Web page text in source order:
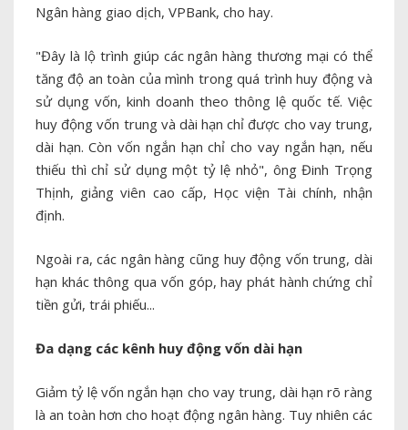
Ngân hàng giao dịch, VPBank, cho hay.
"Đây là lộ trình giúp các ngân hàng thương mại có thể
tăng độ an toàn của mình trong quá trình huy động và
sử dụng vốn, kinh doanh theo thông lệ quốc tế. Việc
huy động vốn trung và dài hạn chỉ được cho vay trung,
dài hạn. Còn vốn ngắn hạn chỉ cho vay ngắn hạn, nếu
thiếu thì chỉ sử dụng một tỷ lệ nhỏ", ông Đinh Trọng
Thịnh, giảng viên cao cấp, Học viện Tài chính, nhận
định.
Ngoài ra, các ngân hàng cũng huy động vốn trung, dài
hạn khác thông qua vốn góp, hay phát hành chứng chỉ
tiền gửi, trái phiếu...
Đa dạng các kênh huy động vốn dài hạn
Giảm tỷ lệ vốn ngắn hạn cho vay trung, dài hạn rõ ràng
là an toàn hơn cho hoạt động ngân hàng. Tuy nhiên các